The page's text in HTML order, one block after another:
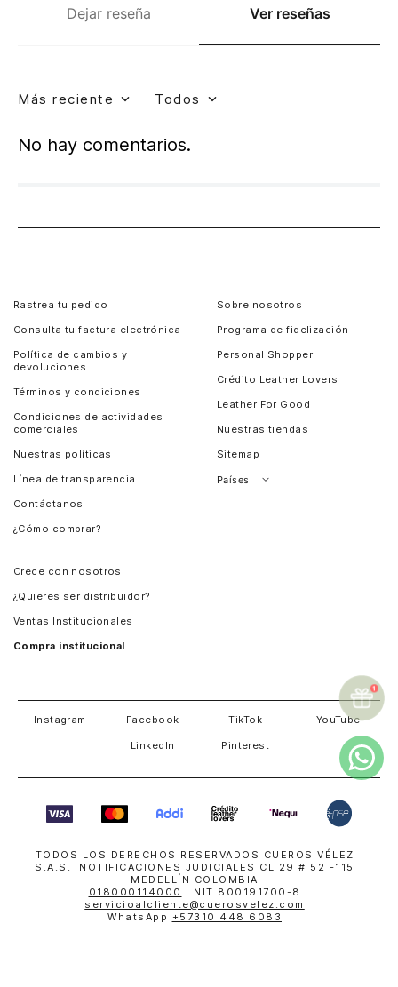
Dejar reseña Ver reseñas
Más reciente Todos
No hay comentarios.
Rastrea tu pedido
Consulta tu factura electrónica
Política de cambios y
devoluciones
Términos y condiciones
Condiciones de actividades
comerciales
Nuestras políticas
Línea de transparencia
Contáctanos
¿Cómo comprar?
Sobre nosotros
Programa de fidelización
Personal Shopper
Crédito Leather Lovers
Leather For Good
Nuestras tiendas
Sitemap
Países
Crece con nosotros
¿Quieres ser distribuidor?
Ventas Institucionales
Compra institucional
Instagram Facebook TikTok YouTube
LinkedIn Pinterest
TODOS LOS DERECHOS RESERVADOS CUEROS VÉLEZ
S.A.S. NOTIFICACIONES JUDICIALES CL 29 # 52 -115
MEDELLÍN COLOMBIA
018000114000
| NIT 800191700-8
servicioalcliente@cuerosvelez.com
WhatsApp +57310 448 6083